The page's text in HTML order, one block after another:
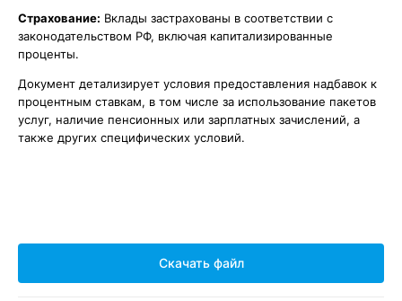
Страхование: Вклады застрахованы в соответствии с
законодательством РФ, включая капитализированные
проценты.
Документ детализирует условия предоставления надбавок к
процентным ставкам, в том числе за использование пакетов
услуг, наличие пенсионных или зарплатных зачислений, а
также других специфических условий.
Скачать файл